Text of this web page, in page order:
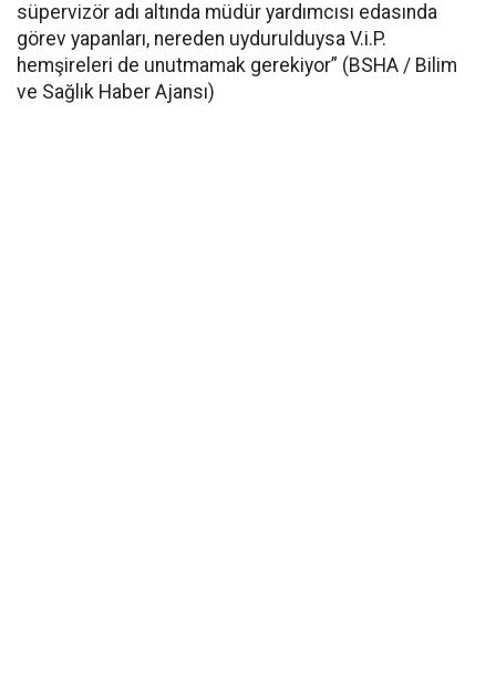
süpervizör adı altında müdür yardımcısı edasında
görev yapanları, nereden uydurulduysa V.i.P.
hemşireleri de unutmamak gerekiyor” (BSHA / Bilim
ve Sağlık Haber Ajansı)